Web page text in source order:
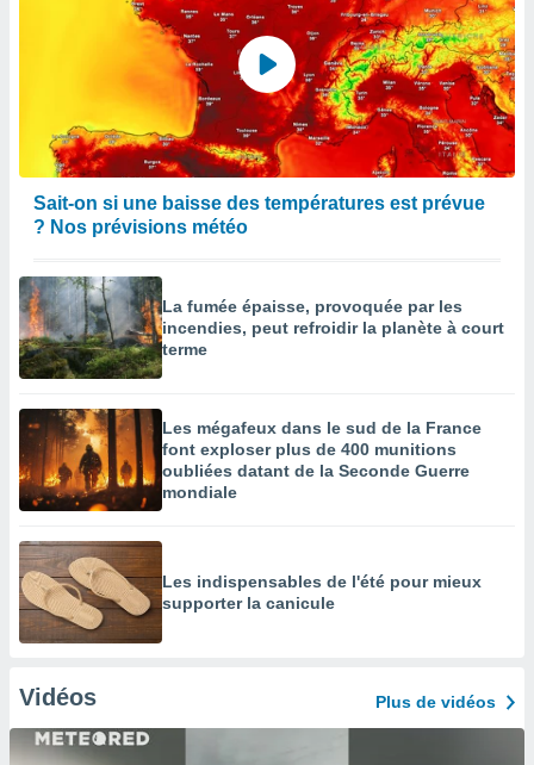
Sait-on si une baisse des températures est prévue
? Nos prévisions météo
La fumée épaisse, provoquée par les
incendies, peut refroidir la planète à court
terme
Les mégafeux dans le sud de la France
font exploser plus de 400 munitions
oubliées datant de la Seconde Guerre
mondiale
Les indispensables de l'été pour mieux
supporter la canicule
Vidéos Plus de vidéos